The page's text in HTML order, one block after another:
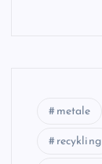
metale
recykling